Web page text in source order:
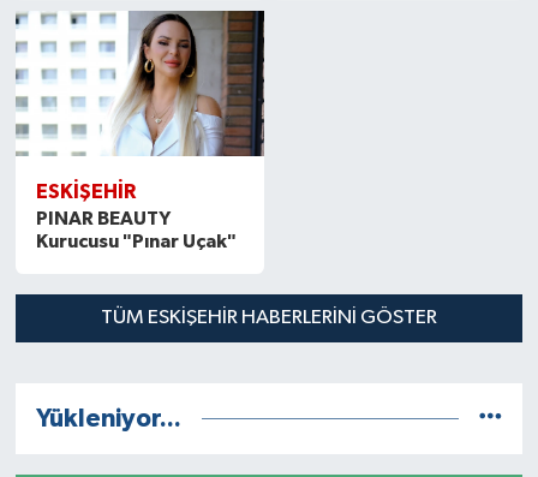
ESKİŞEHİR
PINAR BEAUTY
Kurucusu "Pınar Uçak"
TÜM ESKİŞEHİR HABERLERINI GÖSTER
Yükleniyor...